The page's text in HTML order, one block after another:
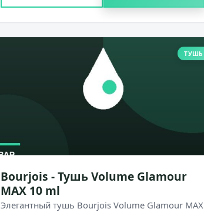
ТУШЬ
Bourjois - Тушь Volume Glamour
MAX 10 ml
Элегантный тушь Bourjois Volume Glamour MAX